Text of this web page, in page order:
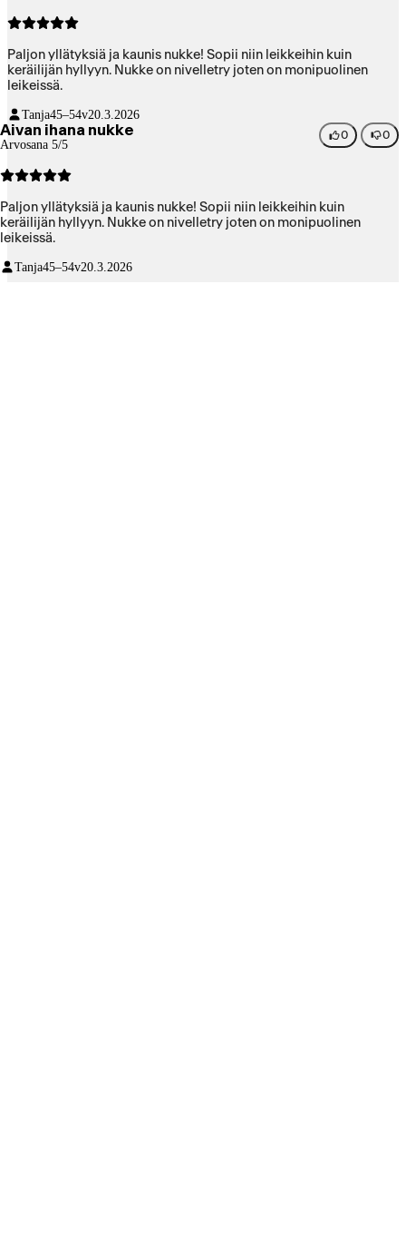
Paljon yllätyksiä ja kaunis nukke! Sopii niin leikkeihin kuin
keräilijän hyllyyn. Nukke on nivelletry joten on monipuolinen
leikeissä.
Tanja45–54v20.3.2026
Aivan ihana nukke
Arvosana 5/5
0 0
Paljon yllätyksiä ja kaunis nukke! Sopii niin leikkeihin kuin
keräilijän hyllyyn. Nukke on nivelletry joten on monipuolinen
leikeissä.
Tanja45–54v20.3.2026